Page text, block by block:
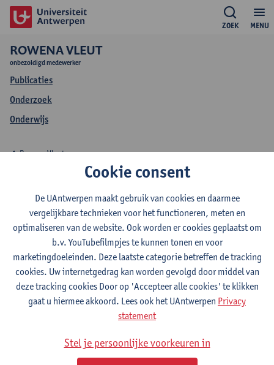
MENU
ZOEK
ROWENA VLEUT
onbezoldigd medewerker
Publicaties
Onderzoek
Onderwijs
Onderzoek Rowena
Vleut
Rowena Vleut
Onderzoeksgroep
Laboratorium Experimentele geneeskunde en Pediatrie
(LEMP)
PrivacybeleidCookiebeleidGebruiksvoorwaarden
Cookie consent
De UAntwerpen maakt gebruik van cookies en daarmee
vergelijkbare technieken voor het functioneren, meten en
optimaliseren van de website. Ook worden er cookies geplaatst om
b.v. YouTubefilmpjes te kunnen tonen en voor
marketingdoeleinden. Deze laatste categorie betreffen de tracking
cookies. Uw internetgedrag kan worden gevolgd door middel van
deze tracking cookies Door op 'Accepteer alle cookies' te klikken
gaat u hiermee akkoord. Lees ook het UAntwerpen Privacy
statement
Stel je persoonlijke voorkeuren in